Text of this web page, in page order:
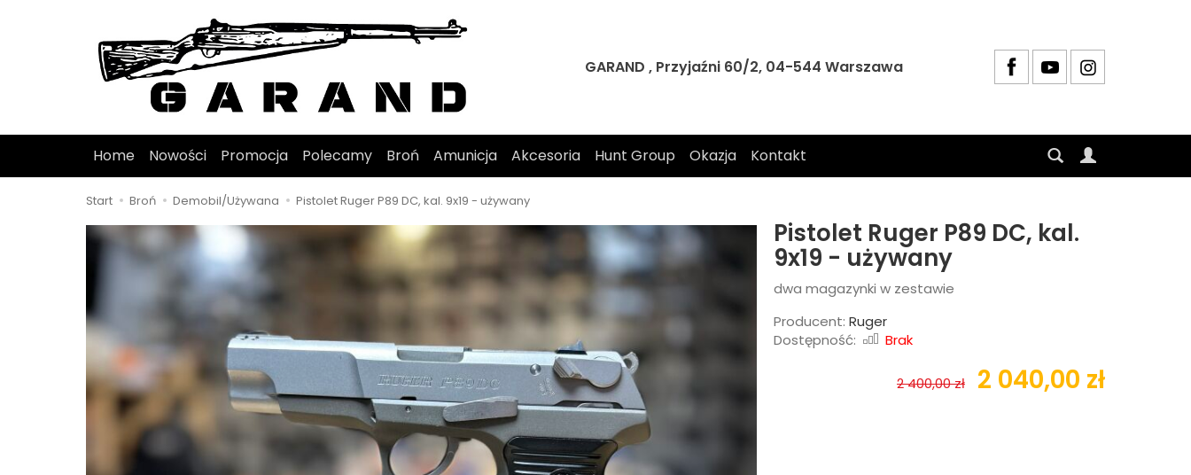
GARAND , Przyjaźni 60/2, 04-544 Warszawa
Home Nowości Promocja Polecamy Broń Amunicja Akcesoria Hunt Group Okazja Kontakt
Start Broń Demobil/Używana Pistolet Ruger P89 DC, kal. 9x19 - używany
Pistolet Ruger P89 DC, kal.
9x19 - używany
dwa magazynki w zestawie
Producent: Ruger
Dostępność:
Brak
2 400,00 zł 2 040,00 zł